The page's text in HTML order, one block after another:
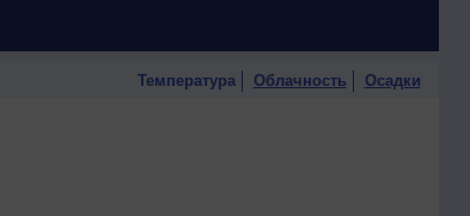
Температура Облачность Осадки